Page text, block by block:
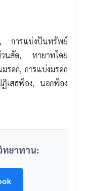
การแบ่งปันทรัพย์
วนสัด, ทายาทโดย
รดก, การแบ่งมรดก
เสธฟ้อง, นอกฟ้อง
ทยาทาน: